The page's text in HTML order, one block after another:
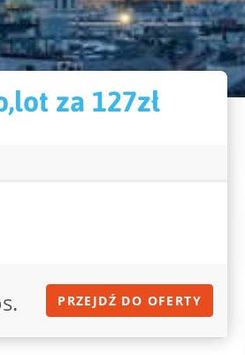
za 127zł
PRZEJDŹ DO OFERTY